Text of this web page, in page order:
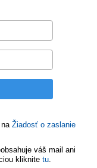
naŽiadosť o zaslanie
váš mail ani
kliknite tu.